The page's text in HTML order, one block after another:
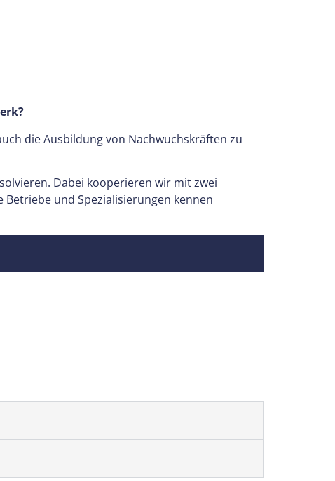
die Ausbildung von Nachwuchskräften zu
Dabei kooperieren wir mit zwei
und Spezialisierungen kennen